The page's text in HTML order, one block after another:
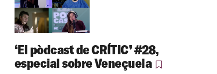
‘El pòdcast de CRÍTIC’ #28,
especial sobre Veneçuela